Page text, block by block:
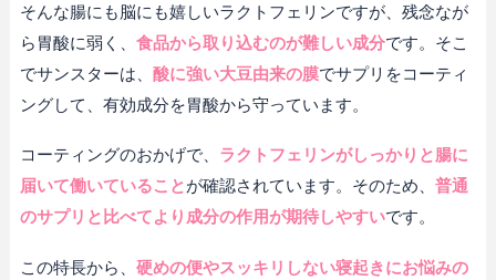
そんな腸にも脳にも嬉しいラクトフェリンですが、残念なが
ら胃酸に弱く、 食品から取り込むのが難しい成分です。そこ
でサンスターは、 酸に強い大豆由来の膜でサプリをコーティ
ングして、有効成分を胃酸から守っています。
コーティングのおかげで、 ラクトフェリンがしっかりと腸に
届いて働いていることが確認されています。そのため、 普通
のサプリと比べてより成分の作用が期待しやすいです。
この特長から、 硬めの便やスッキリしない寝起きにお悩みの